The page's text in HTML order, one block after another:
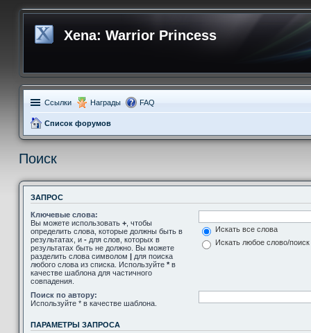
Xena: Warrior Princess
Ссылки Награды FAQ
Список форумов
Поиск
ЗАПРОС
Ключевые слова:
Вы можете использовать + , чтобы
определить слова, которые должны быть в
результатах, и - для слов, которых в
результатах быть не должно. Вы можете
разделить слова символом | для поиска
любого слова из списка. Используйте * в
качестве шаблона для частичного
совпадения.
Искать все слова
Искать любое слово/
Поиск по автору:
Используйте * в качестве шаблона.
ПАРАМЕТРЫ ЗАПРОСА